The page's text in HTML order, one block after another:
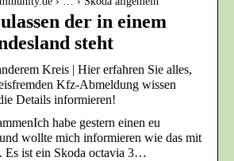
der in einem
steht
Kreis | Hier erfahren Sie alles,
Kfz-Abmeldung wissen
Details informieren!
habe gestern einen eu
wollte mich informieren wie das mit
Es ist ein Skoda octavia 3…